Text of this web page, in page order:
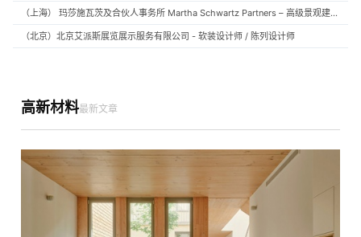
（上海） 玛莎施瓦茨及合伙人事务所 Martha Schwartz Partners – 高级景观建筑师 Senior Landscape Designer / 景观建筑师 Landscape Designer
（北京）北京艾派斯展览展示服务有限公司 - 软装设计师 / 陈列设计师
高新材料最新文章